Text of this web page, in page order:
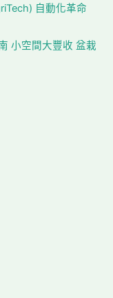
自動化革命
小空間大豐收 盆栽